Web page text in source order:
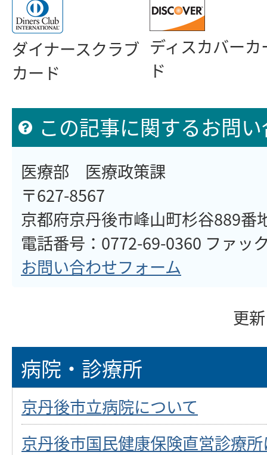
ダイナースクラブ
カード
ディスカバーカ
ド
この記事に関するお問
医療部 医療政策課
〒627-8567
京都府京丹後市峰山町杉谷889番
電話番号：0772-69-0360 ファッ
お問い合わせフォーム
更
病院・診療所
京丹後市立病院について
京丹後市国民健康保険直営診療